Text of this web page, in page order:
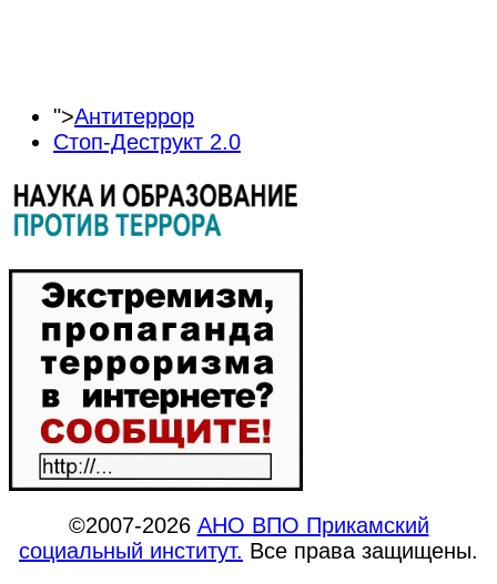
">Антитеррор
Стоп-Деструкт 2.0
©2007-2026 АНО ВПО Прикамский
социальный институт. Все права защищены.